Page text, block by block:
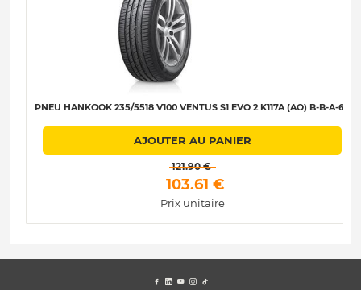
PNEU HANKOOK 235/5518 V100 VENTUS S1 EVO 2 K117A (AO) B-B-A-67
AJOUTER AU PANIER
121.90 €
103.61 €
Prix unitaire